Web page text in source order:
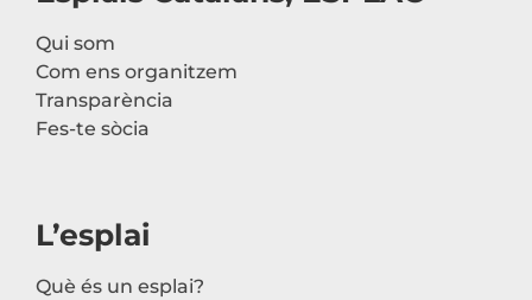
Qui som
Com ens organitzem
Transparència
Fes-te sòcia
L’esplai
Què és un esplai?